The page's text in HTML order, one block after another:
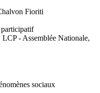
Fioriti
- Assemblée Nationale,
sociaux